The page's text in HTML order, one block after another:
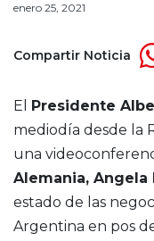
enero 25, 2021
Compartir Noticia
El Presidente
mediodía desde la
una
Alemania, Angela
estado de las
Argentina en pos